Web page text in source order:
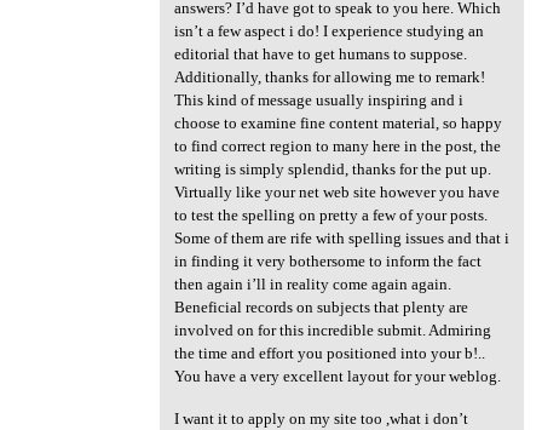
answers? I’d have got to speak to you here. Which
isn’t a few aspect i do! I experience studying an
editorial that have to get humans to suppose.
Additionally, thanks for allowing me to remark!
This kind of message usually inspiring and i
choose to examine fine content material, so happy
to find correct region to many here in the post, the
writing is simply splendid, thanks for the put up.
Virtually like your net web site however you have
to test the spelling on pretty a few of your posts.
Some of them are rife with spelling issues and that i
in finding it very bothersome to inform the fact
then again i’ll in reality come again again.
Beneficial records on subjects that plenty are
involved on for this incredible submit. Admiring
the time and effort you positioned into your b!..
You have a very excellent layout for your weblog.
I want it to apply on my site too ,what i don’t